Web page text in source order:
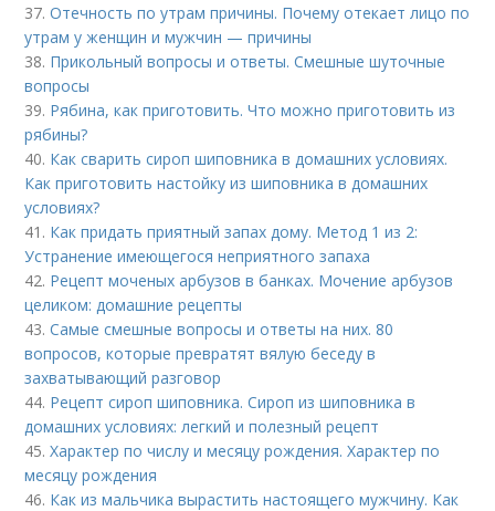
37.Отечность по утрам причины. Почему отекает лицо по
утрам у женщин и мужчин — причины
38. Прикольный вопросы и ответы. Смешные шуточные
вопросы
39. Рябина, как приготовить. Что можно приготовить из
рябины?
40. Как сварить сироп шиповника в домашних условиях.
Как приготовить настойку из шиповника в домашних
условиях?
41. Как придать приятный запах дому. Метод 1 из 2:
Устранение имеющегося неприятного запаха
42. Рецепт моченых арбузов в банках. Мочение арбузов
целиком: домашние рецепты
43.Самые смешные вопросы и ответы на них. 80
вопросов, которые превратят вялую беседу в
захватывающий разговор
44. Рецепт сироп шиповника. Сироп из шиповника в
домашних условиях: легкий и полезный рецепт
45.Характер по числу и месяцу рождения. Характер по
месяцу рождения
46. Как из мальчика вырастить настоящего мужчину. Как